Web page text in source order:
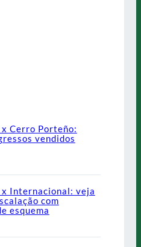
Cerro Porteño:
vendidos
x Internacional: veja
com
esquema